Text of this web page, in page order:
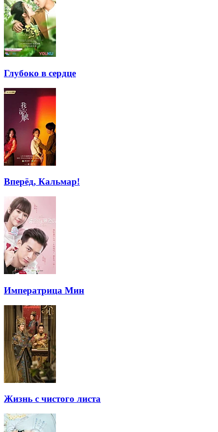
Глубоко в сердце
Вперёд, Кальмар!
Императрица Мин
Жизнь с чистого листа